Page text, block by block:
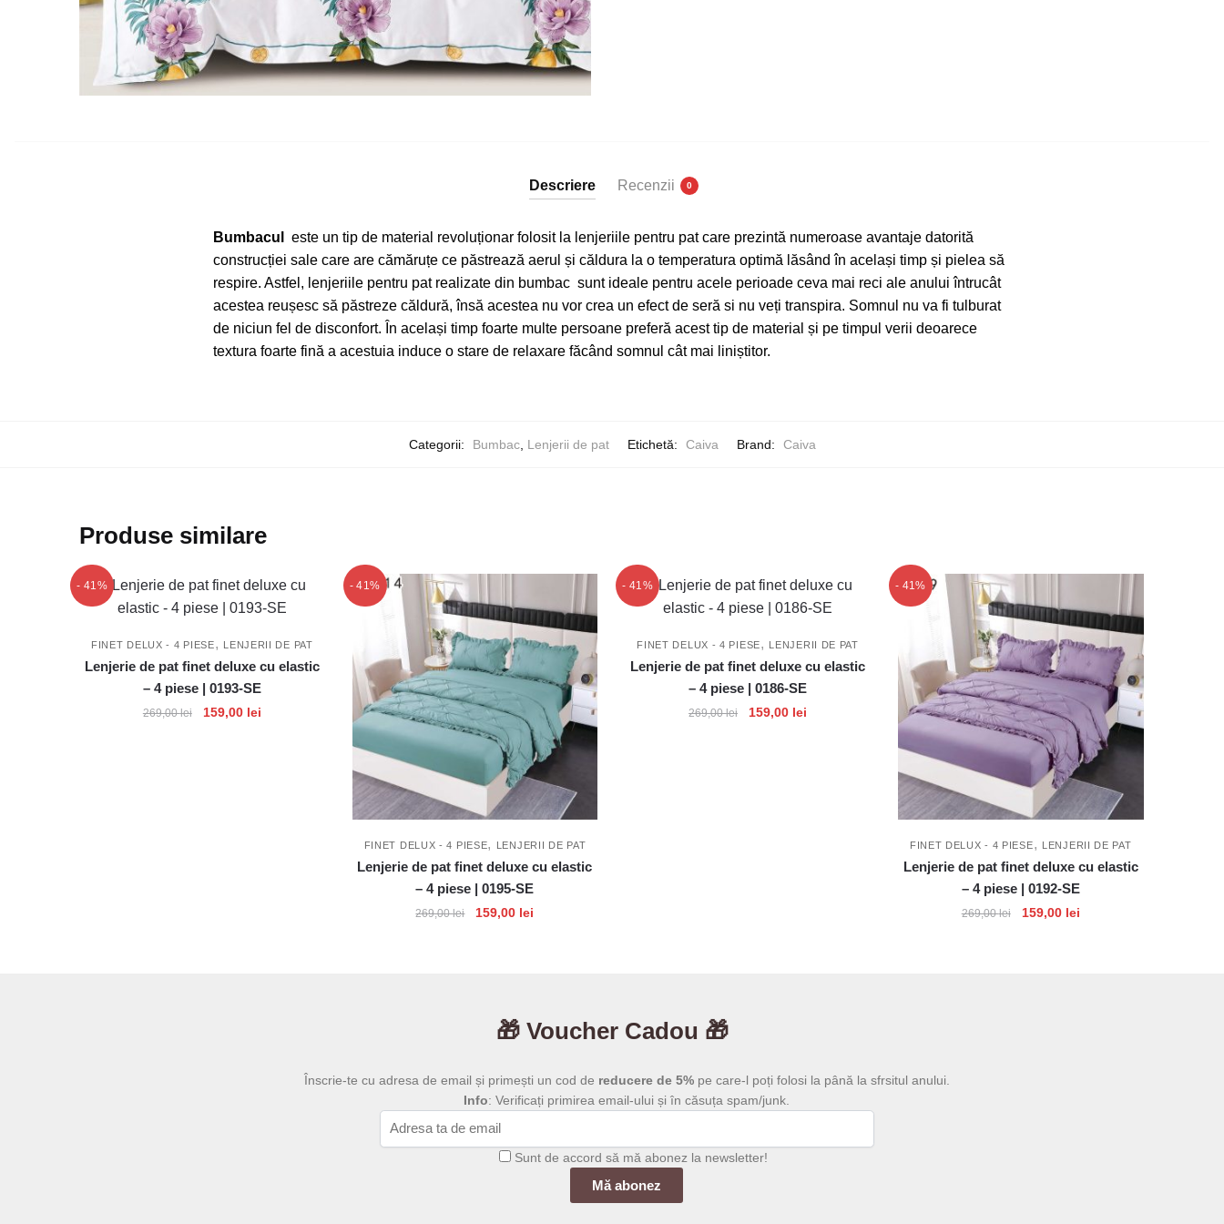
Descriere Recenzii 0
Bumbacul
este un tip de material revoluționar folosit la lenjeriile pentru pat care prezintă numeroase avantaje datorită
construcției sale care are cămăruțe ce păstrează aerul și căldura la o temperatura optimă lăsând în același timp și pielea să
respire. Astfel, lenjeriile pentru pat realizate din bumbac sunt ideale pentru acele perioade ceva mai reci ale anului întrucât
acestea reușesc să păstreze căldură, însă acestea nu vor crea un efect de seră si nu veți transpira. Somnul nu va fi tulburat
de niciun fel de disconfort. În același timp foarte multe persoane preferă acest tip de material și pe timpul verii deoarece
textura foarte fină a acestuia induce o stare de relaxare făcând somnul cât mai liniștitor.
Categorii: Bumbac, Lenjerii de pat Etichetă: Caiva Brand: Caiva
Produse similare
- 41%
FINET DELUX - 4 PIESE, LENJERII DE PAT
Lenjerie de pat finet deluxe cu elastic
– 4 piese | 0193-SE
269,00lei
Prețul
159,00 leiPrețul
- 41%
FINET DELUX - 4 PIESE, LENJERII DE PAT
Lenjerie de pat finet deluxe cu elastic
– 4 piese | 0195-SE
269,00lei
Prețul
159,00 lei
- 41%
FINET DELUX - 4 PIESE, LENJERII DE PAT
Lenjerie de pat finet deluxe cu elastic
– 4 piese | 0186-SE
269,00lei
Prețul
159,00 lei
- 41%
FINET DELUX - 4 PIESE, LENJERII DE PAT
Lenjerie de pat finet deluxe cu elastic
– 4 piese | 0192-SE
269,00lei
Prețul
159,00 leiPrețul
🎁 Voucher Cadou 🎁
Înscrie-te cu adresa de email și primești un cod de reducere de 5%pe care-l poți folosi la până la sfrsitul anului.
Info: Verificați primirea email-ului și în căsuța spam/junk.
Sunt de accord să mă abonez la newsletter!